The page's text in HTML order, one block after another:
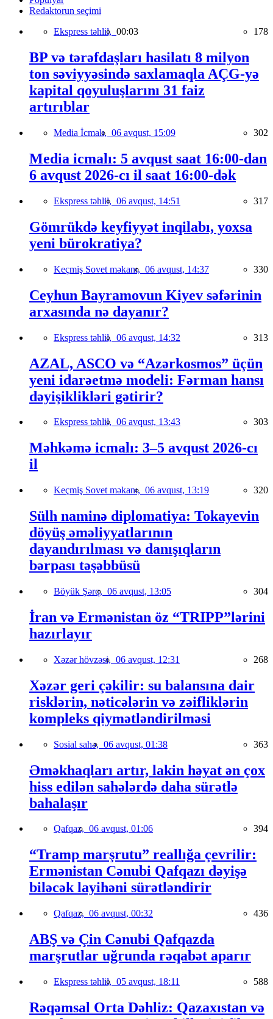
Redaktorun seçimi
Ekspress təhlil, 00:03 178
BP və tərəfdaşları hasilatı 8 milyon
ton səviyyəsində saxlamaqla AÇG-yə
kapital qoyuluşlarını 31 faiz
artırıblar
Media İcmalı, 06 avqust, 15:09 302
Media icmalı: 5 avqust saat 16:00-dan
6 avqust 2026-cı il saat 16:00-dək
Ekspress təhlil, 06 avqust, 14:51 317
Gömrükdə keyfiyyət inqilabı, yoxsa
yeni bürokratiya?
Keçmiş Sovet məkanı, 06 avqust, 14:37 330
Ceyhun Bayramovun Kiyev səfərinin
arxasında nə dayanır?
Ekspress təhlil, 06 avqust, 14:32 313
AZAL, ASCO və “Azərkosmos” üçün
yeni idarəetmə modeli: Fərman hansı
dəyişiklikləri gətirir?
Ekspress təhlil, 06 avqust, 13:43 303
Məhkəmə icmalı: 3–5 avqust 2026-cı
il
Keçmiş Sovet məkanı, 06 avqust, 13:19 320
Sülh naminə diplomatiya: Tokayevin
döyüş əməliyyatlarının
dayandırılması və danışıqların
bərpası təşəbbüsü
Böyük Şərq, 06 avqust, 13:05 304
İran və Ermənistan öz “TRIPP”lərini
hazırlayır
Xəzər hövzəsi, 06 avqust, 12:31 268
Xəzər geri çəkilir: su balansına dair
risklərin, nəticələrin və zəifliklərin
kompleks qiymətləndirilməsi
Sosial sahə, 06 avqust, 01:38 363
Əməkhaqları artır, lakin həyat ən çox
hiss edilən sahələrdə daha sürətlə
bahalaşır
Qafqaz, 06 avqust, 01:06 394
“Tramp marşrutu” reallığa çevrilir:
Ermənistan Cənubi Qafqazı dəyişə
biləcək layihəni sürətləndirir
Qafqaz, 06 avqust, 00:32 436
ABŞ və Çin Cənubi Qafqazda
marşrutlar uğrunda rəqabət aparır
Ekspress təhlil, 05 avqust, 18:11 588
Rəqəmsal Orta Dəhliz: Qazaxıstan və